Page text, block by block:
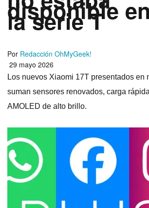
disponible
la serie T
Por Redacción OhMyGeek!
29 mayo 2026
Los nuevos Xiaomi 17T presentados en
suman sensores renovados, carga
AMOLED de alto brillo.